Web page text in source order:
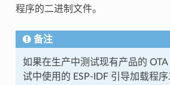
程序的二进制文件。
备注
如果在生产中测试现有产品的 OTA
试中使用的 ESP-IDF 引导加载程